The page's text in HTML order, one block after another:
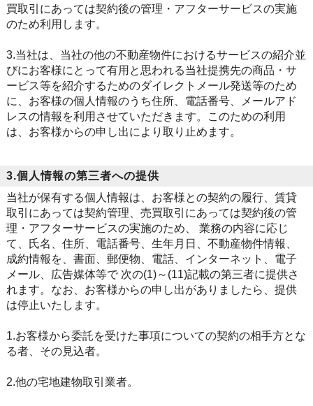
買取引にあっては契約後の管理・アフターサービスの実施
のため利用します。
3.当社は、当社の他の不動産物件におけるサービスの紹介並
びにお客様にとって有用と思われる当社提携先の商品・サ
ービス等を紹介するためのダイレクトメール発送等のため
に、お客様の個人情報のうち住所、電話番号、メールアド
レスの情報を利用させていただきます。このための利用
は、お客様からの申し出により取り止めます。
3.個人情報の第三者への提供
当社が保有する個人情報は、お客様との契約の履行、賃貸
取引にあっては契約管理、売買取引にあっては契約後の管
理・アフターサービスの実施のため、 業務の内容に応じ
て、氏名、住所、電話番号、生年月日、不動産物件情報、
成約情報を、書面、郵便物、電話、インターネット、電子
メール、広告媒体等で 次の(1)～(11)記載の第三者に提供さ
れます。なお、お客様からの申し出がありましたら、提供
は停止いたします。
1.お客様から委託を受けた事項についての契約の相手方とな
る者、その見込者。
2.他の宅地建物取引業者。